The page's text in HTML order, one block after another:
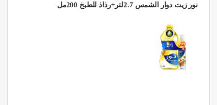
نور زيت دوار الشمس 2.7لتر+رذاذ للطبخ 200مل